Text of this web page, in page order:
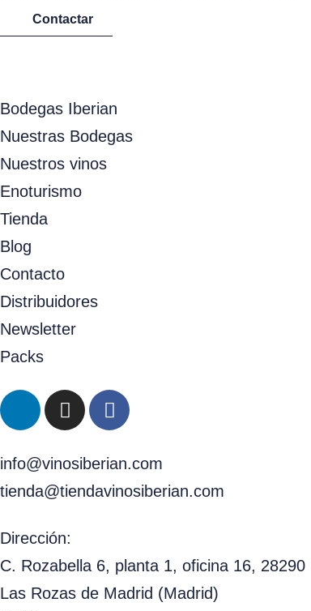
Contactar
Bodegas Iberian
Nuestras Bodegas
Nuestros vinos
Enoturismo
Tienda
Blog
Contacto
Distribuidores
Newsletter
Packs
info@vinosiberian.com
tienda@tiendavinosiberian.com
Dirección:
C. Rozabella 6, planta 1, oficina 16, 28290
Las Rozas de Madrid (Madrid)